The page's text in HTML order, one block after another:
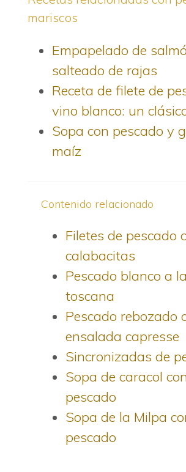
mariscos
Empapelado de
salteado de rajas
Receta de filete de
vino blanco: un
Sopa con pescado y
maíz
Contenido relacionado
Filetes de pescado
calabacitas
Pescado blanco a la
toscana
Pescado rebozado
ensalada capresse
Sincronizadas de
Sopa de caracol
pescado
Sopa de la Milpa
pescado